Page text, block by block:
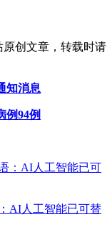
创文章，转载时请
知消息
例94例
AI人工智能已可替